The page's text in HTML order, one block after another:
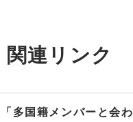
関連リンク
「多国籍メンバーと会